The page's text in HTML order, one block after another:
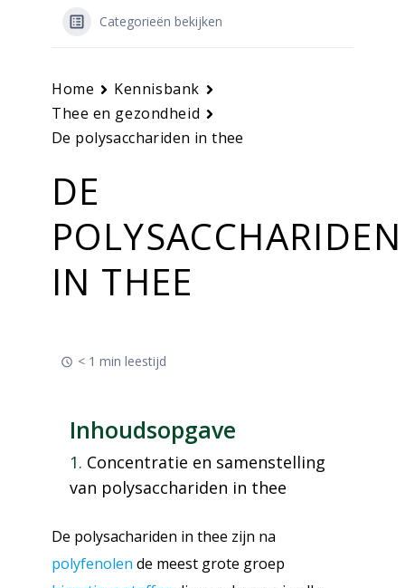
Categorieën bekijken
Home
Kennisbank
Thee en gezondheid
De polysacchariden in thee
DE
POLYSACCHARIDEN
IN THEE
< 1 min leestijd
Inhoudsopgave
Concentratie en samenstelling
van polysacchariden in thee
De polysachariden in thee zijn na
polyfenolen de meest grote groep